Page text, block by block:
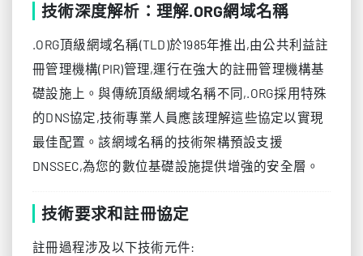
技術深度解析：理解.ORG網域名稱
.ORG頂級網域名稱(TLD)於1985年推出,由公共利益註
冊管理機構(PIR)管理,運行在強大的註冊管理機構基
礎設施上。與傳統頂級網域名稱不同,.ORG採用特殊
的DNS協定,技術專業人員應該理解這些協定以實現
最佳配置。該網域名稱的技術架構預設支援
DNSSEC,為您的數位基礎設施提供增強的安全層。
技術要求和註冊協定
註冊過程涉及以下技術元件: